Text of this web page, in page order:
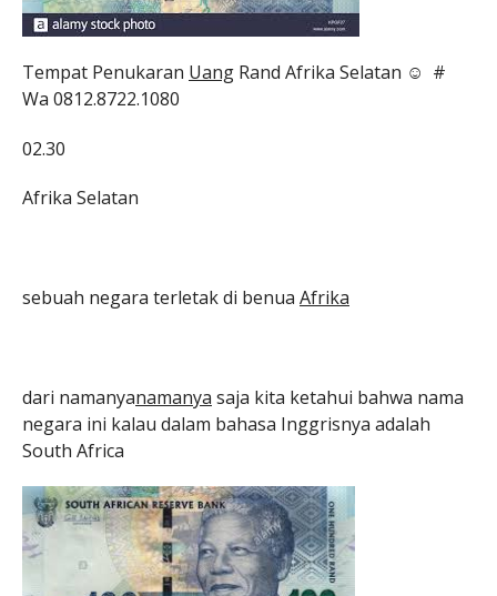
Tempat Penukaran Uang Rand Afrika Selatan ☺ #
Wa 0812.8722.1080
02.30
Afrika Selatan
sebuah negara terletak di benua Afrika
dari namanyanamanya saja kita ketahui bahwa nama
negara ini kalau dalam bahasa Inggrisnya adalah
South Africa